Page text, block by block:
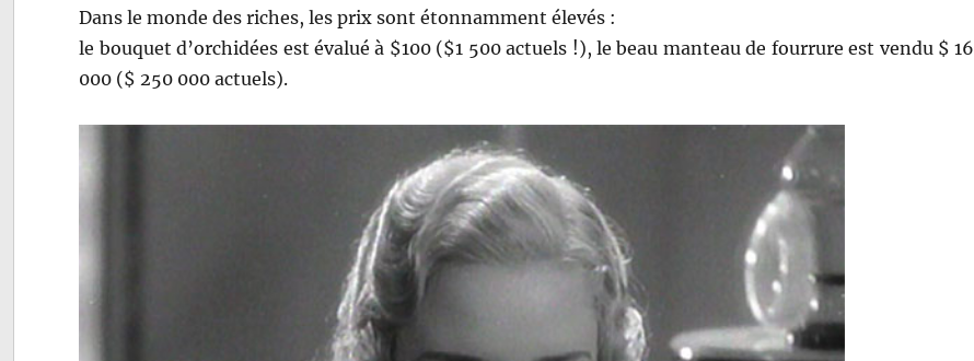
Dans le monde des riches, les prix sont étonnamment élevés :
le bouquet d’orchidées est évalué à $100 ($1 500 actuels !), le beau manteau de fourrure est vendu $ 16
000 ($ 250 000 actuels).